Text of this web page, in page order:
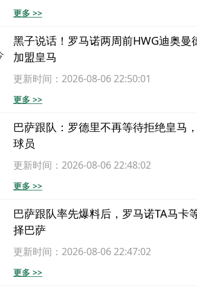
更多 >>
黑子说话！罗马诺两周前HWG迪奥曼
加盟皇马
更新时间：2026-08-06 22:50:01
更多 >>
巴萨跟队：罗德里不再等待拒绝皇马
球员
更新时间：2026-08-06 22:48:02
更多 >>
巴萨跟队率先爆料后，罗马诺TA马卡
择巴萨
更新时间：2026-08-06 22:47:02
更多 >>